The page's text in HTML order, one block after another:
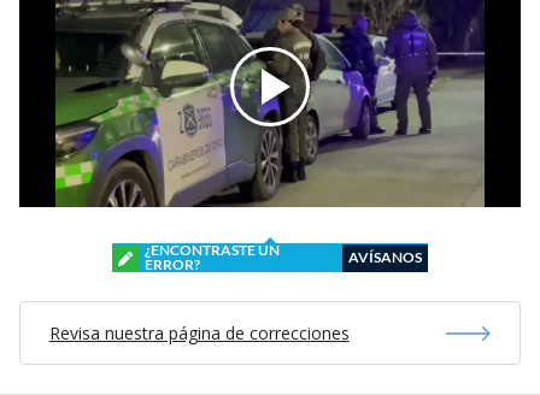
¿ENCONTRASTE UN
ERROR?
AVÍSANOS
Revisa nuestra página de correcciones